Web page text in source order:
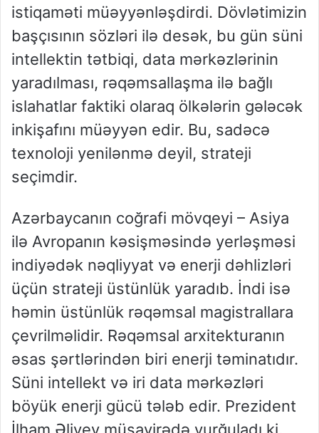
istiqaməti müəyyənləşdirdi. Dövlətimizin
başçısının sözləri ilə desək, bu gün süni
intellektin tətbiqi, data mərkəzlərinin
yaradılması, rəqəmsallaşma ilə bağlı
islahatlar faktiki olaraq ölkələrin gələcək
inkişafını müəyyən edir. Bu, sadəcə
texnoloji yenilənmə deyil, strateji
seçimdir.
Azərbaycanın coğrafi mövqeyi – Asiya
ilə Avropanın kəsişməsində yerləşməsi
indiyədək nəqliyyat və enerji dəhlizləri
üçün strateji üstünlük yaradıb. İndi isə
həmin üstünlük rəqəmsal magistrallara
çevrilməlidir. Rəqəmsal arxitekturanın
əsas şərtlərindən biri enerji təminatıdır.
Süni intellekt və iri data mərkəzləri
böyük enerji gücü tələb edir. Prezident